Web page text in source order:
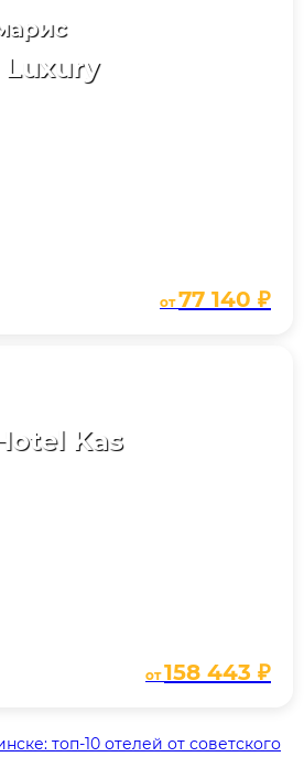
Luxury
от77 140 ₽
Kas
от158 443 ₽
топ‑10 отелей от советского